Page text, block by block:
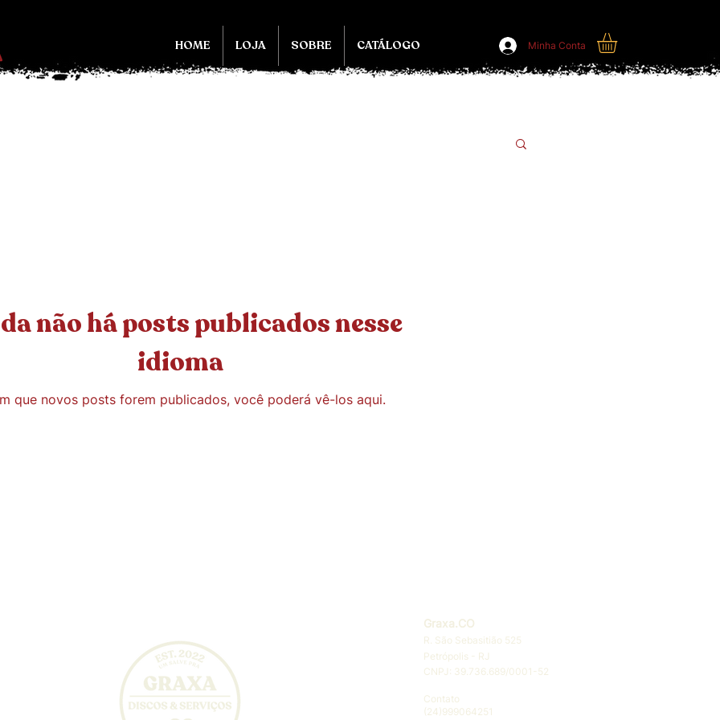
HOME LOJA SOBRE CATÁLOGO Minha Conta
não há posts publicados nesse
idioma
que novos posts forem publicados, você poderá vê-los aqui.
Graxa.CO
R. São Sebasitião 525
Petrópolis - RJ
CNPJ: 39.736.689/0001-52
Contato
(24)999064251